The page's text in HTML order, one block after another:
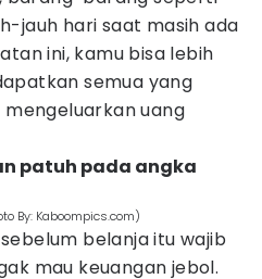
jauh hari saat masih ada
ini, kamu bisa lebih
semua yang
uang
patuh pada angka
By: Kaboompics.com)
belanja itu wajib
mau keuangan jebol.